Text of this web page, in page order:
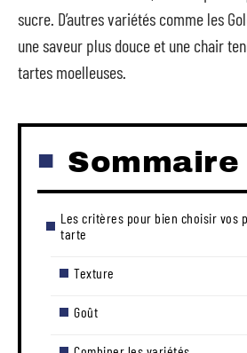
sucre. D’autres variétés comme les
une saveur plus douce et une chair
tartes moelleuses.
Sommaire
Les critères pour bien choisir vos
tarte
Texture
Goût